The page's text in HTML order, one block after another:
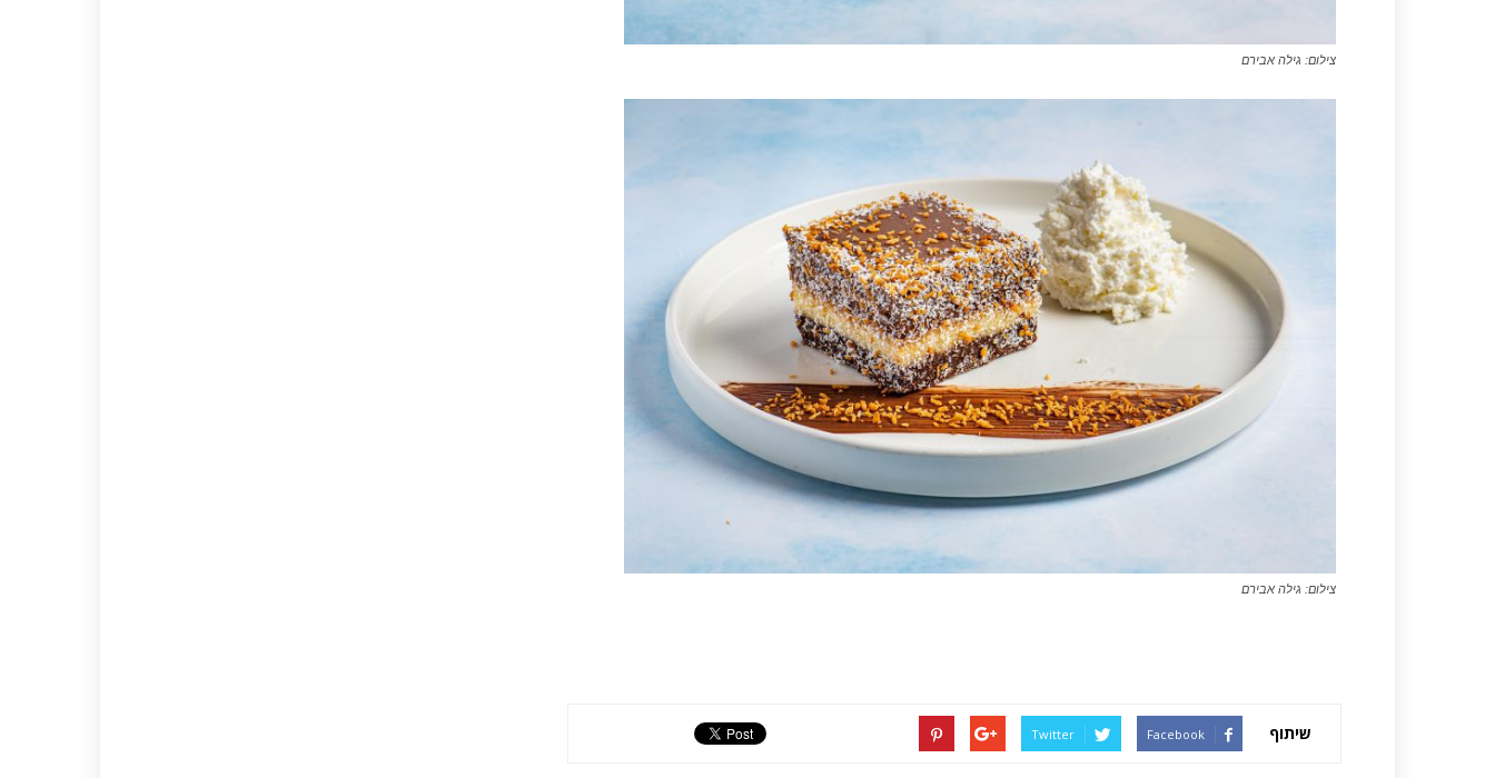
צילום: גילה אבירם
צילום: גילה אבירם
שיתוף Facebook
Twitter